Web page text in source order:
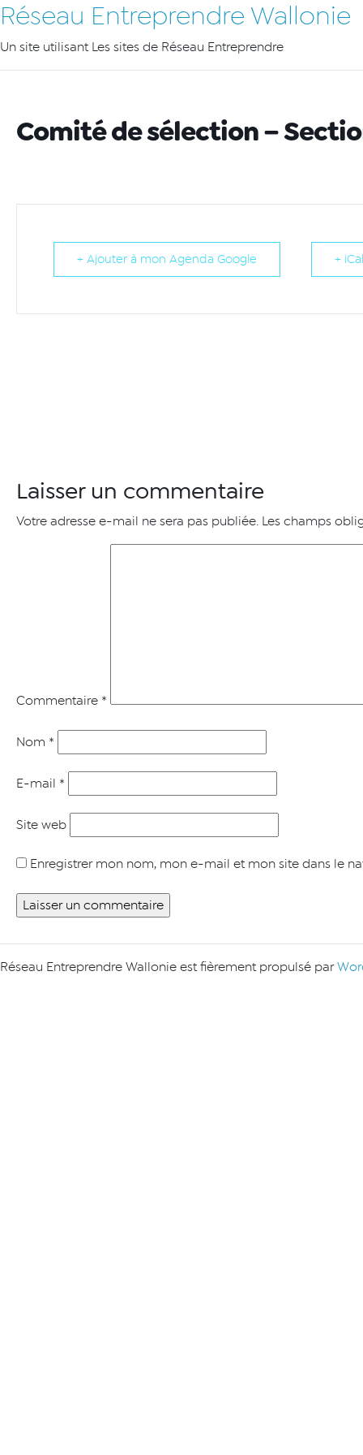
Réseau Entreprendre Wallonie
Un site utilisant Les sites de Réseau Entreprendre
Comité de sélection –
+ Ajouter à mon Agenda Google +
Laisser un commentaire
Votre adresse e-mail ne sera pas publiée. Les champs
Commentaire *
Nom *
E-mail *
Site web
Enregistrer mon nom, mon e-mail et mon site dans le
Réseau Entreprendre Wallonie est fièrement propulsé par